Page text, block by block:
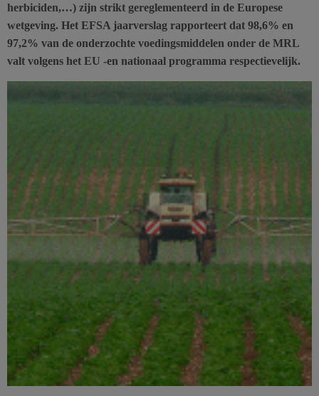
herbiciden,…) zijn strikt gereglementeerd in de Europese
wetgeving. Het EFSA jaarverslag rapporteert dat 98,6% en
97,2% van de onderzochte voedingsmiddelen onder de MRL
valt volgens het EU -en nationaal programma respectievelijk.